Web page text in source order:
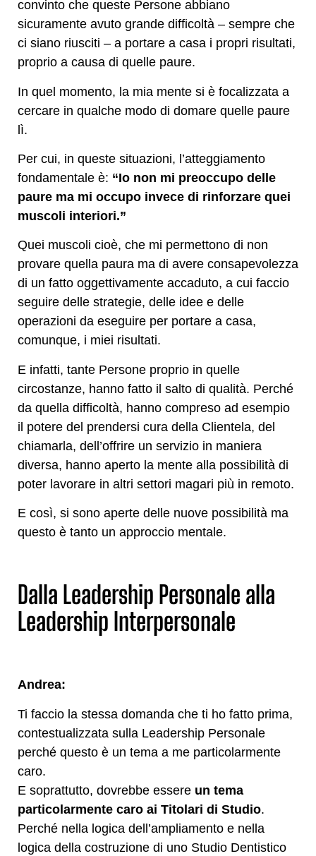
convinto che queste Persone abbiano
sicuramente avuto grande difficoltà – sempre che
ci siano riusciti – a portare a casa i propri risultati,
proprio a causa di quelle paure.
In quel momento, la mia mente si è focalizzata a
cercare in qualche modo di domare quelle paure
lì.
Per cui, in queste situazioni, l’atteggiamento
fondamentale è: “Io non mi preoccupo delle
paure ma mi occupo invece di rinforzare quei
muscoli interiori.”
Quei muscoli cioè, che mi permettono di non
provare quella paura ma di avere consapevolezza
di un fatto oggettivamente accaduto, a cui faccio
seguire delle strategie, delle idee e delle
operazioni da eseguire per portare a casa,
comunque, i miei risultati.
E infatti, tante Persone proprio in quelle
circostanze, hanno fatto il salto di qualità. Perché
da quella difficoltà, hanno compreso ad esempio
il potere del prendersi cura della Clientela, del
chiamarla, dell’offrire un servizio in maniera
diversa, hanno aperto la mente alla possibilità di
poter lavorare in altri settori magari più in remoto.
E così, si sono aperte delle nuove possibilità ma
questo è tanto un approccio mentale.
Dalla Leadership Personale alla
Leadership Interpersonale
Andrea:
Ti faccio la stessa domanda che ti ho fatto prima,
contestualizzata sulla Leadership Personale
perché questo è un tema a me particolarmente
caro.
E soprattutto, dovrebbe essere un tema
particolarmente caro ai Titolari di Studio.
Perché nella logica dell’ampliamento e nella
logica della costruzione di uno Studio Dentistico